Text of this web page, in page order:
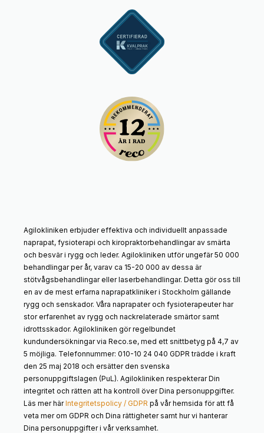
Agilokliniken erbjuder effektiva och individuellt anpassade
naprapat, fysioterapi och kiropraktorbehandlingar av smärta
och besvär i rygg och leder. Agilokliniken utför ungefär 50 000
behandlingar per år, varav ca 15-20 000 av dessa är
stötvågsbehandlingar eller laserbehandlingar. Detta gör oss till
en av de mest erfarna naprapatkliniker i Stockholm gällande
rygg och senskador. Våra naprapater och fysioterapeuter har
stor erfarenhet av rygg och nackrelaterade smärtor samt
idrottsskador. Agilokliniken gör regelbundet
kundundersökningar via Reco.se, med ett snittbetyg på 4,7 av
5 möjliga. Telefonnummer: 010-10 24 040 GDPR trädde i kraft
den 25 maj 2018 och ersätter den svenska
personuppgiftslagen (PuL). Agilokliniken respekterar Din
integritet och rätten att ha kontroll över Dina personuppgifter.
Läs mer härIntegritetspolicy / GDPR på vår hemsida för att få
veta mer om GDPR och Dina rättigheter samt hur vi hanterar
Dina personuppgifter i vår verksamhet.